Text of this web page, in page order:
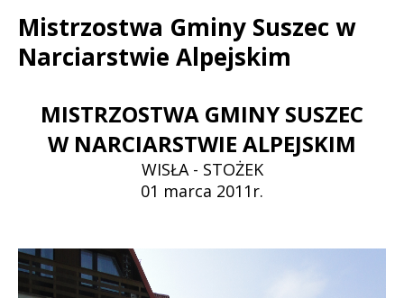
Mistrzostwa Gminy Suszec w
Narciarstwie Alpejskim
MISTRZOSTWA GMINY SUSZEC
W NARCIARSTWIE ALPEJSKIM
WISŁA - STOŻEK
01 marca 2011r.